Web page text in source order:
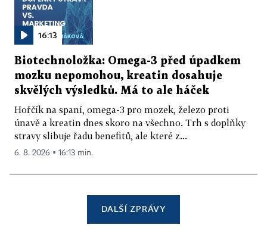
16:13
Biotechnoložka: Omega-3 před úpadkem
mozku nepomohou, kreatin dosahuje
skvělých výsledků. Má to ale háček
Hořčík na spaní, omega-3 pro mozek, železo proti
únavě a kreatin dnes skoro na všechno. Trh s doplňky
stravy slibuje řadu benefitů, ale které z...
6. 8. 2026 ▪ 16:13 min.
DALŠÍ ZPRÁVY